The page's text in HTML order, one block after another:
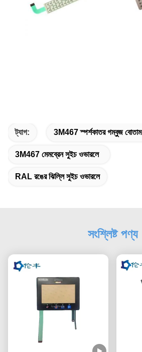
ট্যাগ: 3M467 স্পর্শকাতর গম্বুজ বোতাম
3M467 মেমব্রেন সুইচ ওভারলে
RAL রঙের ঝিল্লি সুইচ ওভারলে
সংশ্লিষ্ট পণ্য